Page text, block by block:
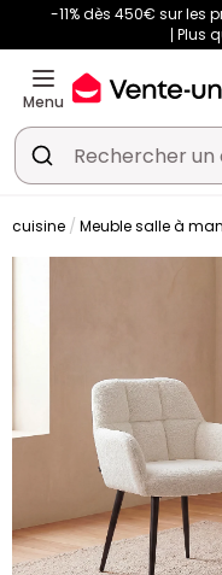
-11% dès 450€ sur les
Plus
Menu
cuisine Meuble salle à